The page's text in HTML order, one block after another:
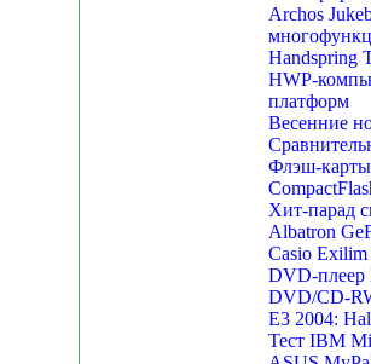
Archos
Handspring
HWP-
платформ
Весенние
Флэш-карты
Хит-парад
Albatron
Casio Exilim
DVD-плеер
DVD/CD-
Е3 2004:
Тест IBM